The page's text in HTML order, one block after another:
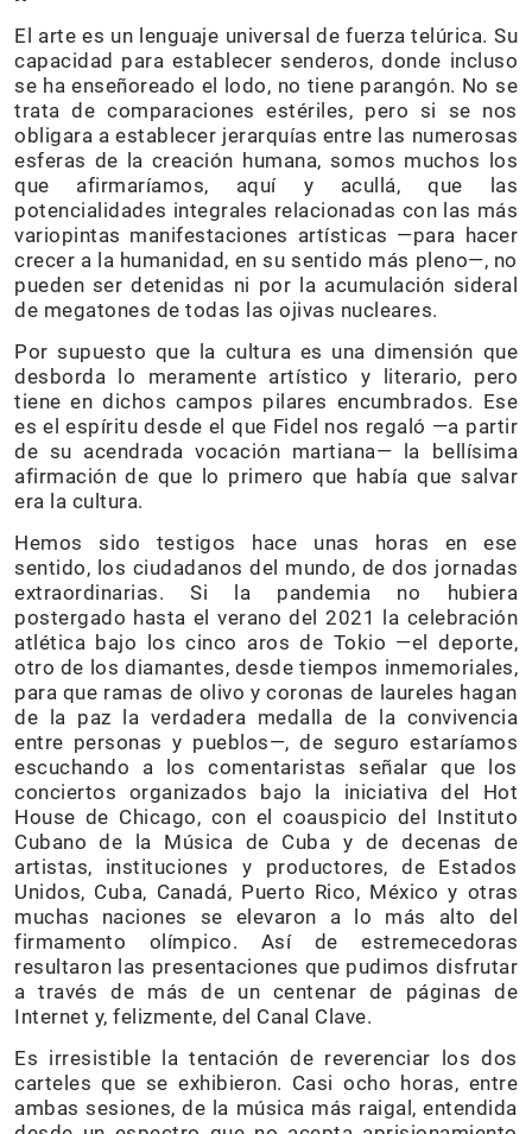
El arte es un lenguaje universal de fuerza telúrica. Su
capacidad para establecer senderos, donde incluso
se ha enseñoreado el lodo, no tiene parangón. No se
trata de comparaciones estériles, pero si se nos
obligara a establecer jerarquías entre las numerosas
esferas de la creación humana, somos muchos los
que afirmaríamos, aquí y acullá, que las
potencialidades integrales relacionadas con las más
variopintas manifestaciones artísticas —para hacer
crecer a la humanidad, en su sentido más pleno—, no
pueden ser detenidas ni por la acumulación sideral
de megatones de todas las ojivas nucleares.
Por supuesto que la cultura es una dimensión que
desborda lo meramente artístico y literario, pero
tiene en dichos campos pilares encumbrados. Ese
es el espíritu desde el que Fidel nos regaló —a partir
de su acendrada vocación martiana— la bellísima
afirmación de que lo primero que había que salvar
era la cultura.
Hemos sido testigos hace unas horas en ese
sentido, los ciudadanos del mundo, de dos jornadas
extraordinarias. Si la pandemia no hubiera
postergado hasta el verano del 2021 la celebración
atlética bajo los cinco aros de Tokio —el deporte,
otro de los diamantes, desde tiempos inmemoriales,
para que ramas de olivo y coronas de laureles hagan
de la paz la verdadera medalla de la convivencia
entre personas y pueblos—, de seguro estaríamos
escuchando a los comentaristas señalar que los
conciertos organizados bajo la iniciativa del Hot
House de Chicago, con el coauspicio del Instituto
Cubano de la Música de Cuba y de decenas de
artistas, instituciones y productores, de Estados
Unidos, Cuba, Canadá, Puerto Rico, México y otras
muchas naciones se elevaron a lo más alto del
firmamento olímpico. Así de estremecedoras
resultaron las presentaciones que pudimos disfrutar
a través de más de un centenar de páginas de
Internet y, felizmente, del Canal Clave.
Es irresistible la tentación de reverenciar los dos
carteles que se exhibieron. Casi ocho horas, entre
ambas sesiones, de la música más raigal, entendida